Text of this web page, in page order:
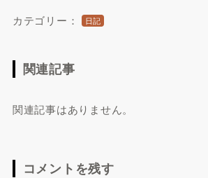
カテゴリー： 日記
関連記事
関連記事はありません。
コメントを残す